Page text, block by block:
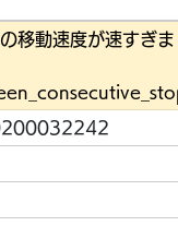
移動速度が速すぎま